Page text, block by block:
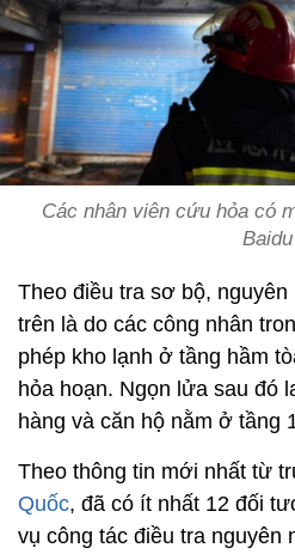
Các nhân viên cứu hỏa có
Baidu
Theo điều tra sơ bộ,
trên là do các công nhân
phép kho lạnh ở tầng hầm
hỏa hoạn. Ngọn lửa sau đó
hàng và căn hộ nằm ở tầng
Theo thông tin mới nhất từ
Quốc, đã có ít nhất 12 đối
vụ công tác điều tra nguyên